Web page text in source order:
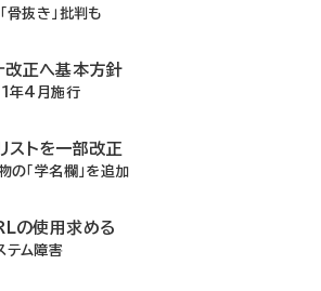
骨抜き」批判も
改正へ基本方針
年4月施行
ストを一部改正
の「学名欄」を追加
の使用求める
テム障害